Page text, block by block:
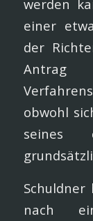
werden
einer
der
obwohl
seines
nach